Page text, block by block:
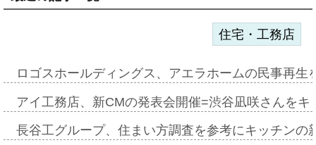
住宅・工務店
ロゴスホールディングス、アエラホームの民事再
アイ工務店、新CMの発表会開催=渋谷凪咲さんを
長谷工グループ、住まい方調査を参考にキッチン